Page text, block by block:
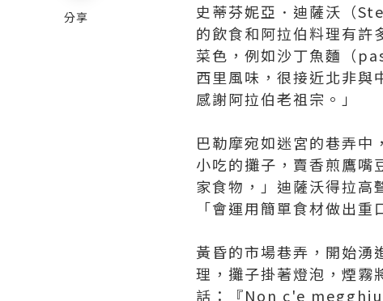
分享
史蒂芬妮亞．迪薩沃（
的飲食和阿拉伯料理有許
菜色，例如沙丁魚麵（
西里風味，很接近北非與
感謝阿拉伯老祖宗。」
巴勒摩宛如迷宮的巷弄中
小吃的攤子，賣香煎鷹嘴
家食物，」迪薩沃得拉高
「會運用簡單食材做出
黃昏的市場巷弄，開始湧
理，攤子掛著燈泡，煙霧
話：『Non c'e megghiu